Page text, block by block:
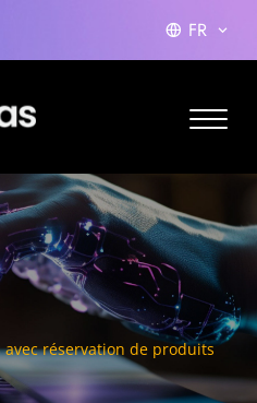
FR
réservation de produits